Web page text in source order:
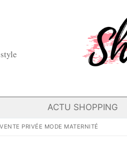
ACTU SHOPPING
PRIVÉE MODE MATERNITÉ